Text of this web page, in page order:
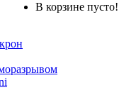
В корзине пусто!